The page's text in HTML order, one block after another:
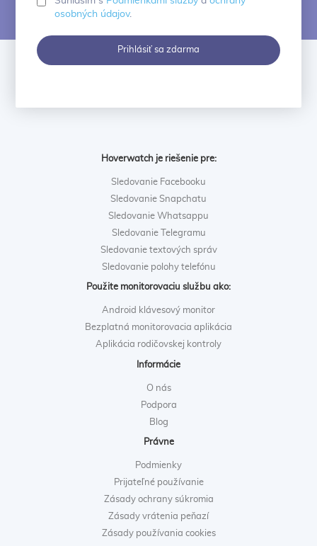
osobných údajov.
Prihlásiť sa zdarma
Hoverwatch je riešenie pre:
Sledovanie Facebooku
Sledovanie Snapchatu
Sledovanie Whatsappu
Sledovanie Telegramu
Sledovanie textových správ
Sledovanie polohy telefónu
Použite monitorovaciu službu ako:
Android klávesový monitor
Bezplatná monitorovacia aplikácia
Aplikácia rodičovskej kontroly
Informácie
O nás
Podpora
Blog
Právne
Podmienky
Prijateľné používanie
Zásady ochrany súkromia
Zásady vrátenia peňazí
Zásady používania cookies